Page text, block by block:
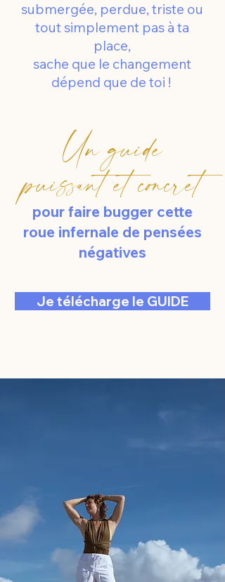
submergée, perdue, triste ou
tout simplement pas à ta
place,
sache que le changement
dépend que de toi !
Un guide
puissant et concret
pour faire bugger cette
roue infernale de pensées
négatives
Je télécharge le GUIDE